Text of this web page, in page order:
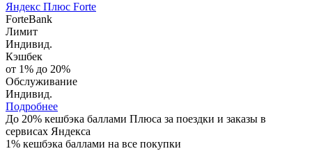
Яндекс Плюс Forte
ForteBank
Лимит
Индивид.
Кэшбек
от 1% до 20%
Обслуживание
Индивид.
Подробнее
До 20% кешбэка баллами Плюса за поездки и заказы в
сервисах Яндекса
1% кешбэка баллами на все покупки